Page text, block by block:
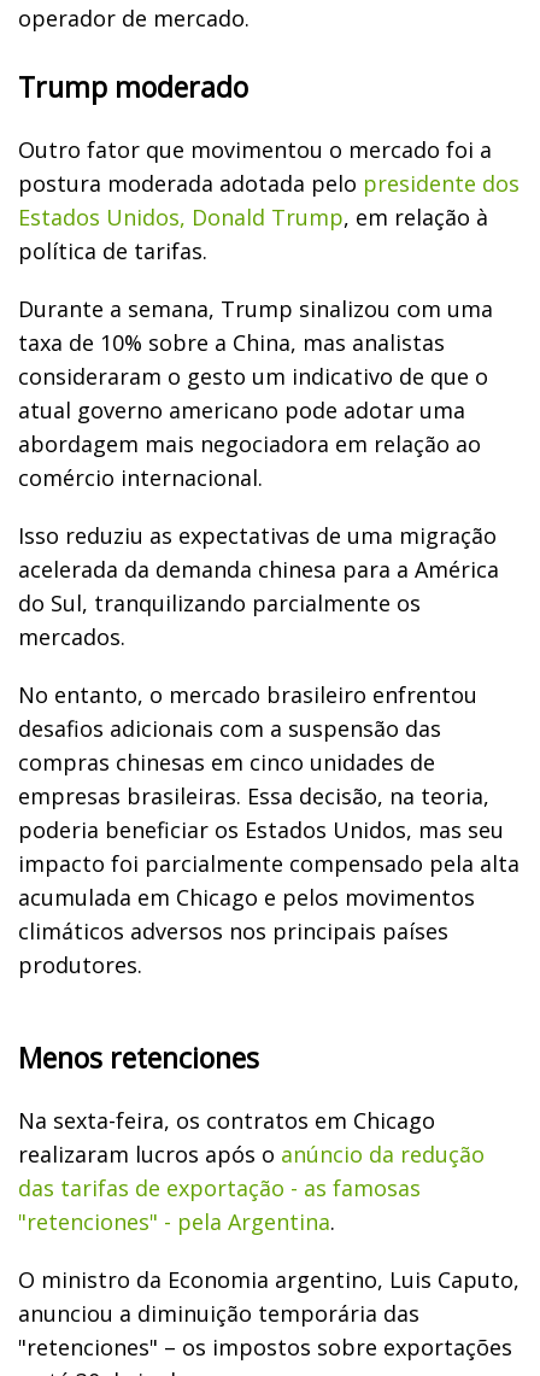
operador de mercado.
Trump moderado
Outro fator que movimentou o mercado foi a
postura moderada adotada pelo presidente dos
Estados Unidos, Donald Trump, em relação à
política de tarifas.
Durante a semana, Trump sinalizou com uma
taxa de 10% sobre a China, mas analistas
consideraram o gesto um indicativo de que o
atual governo americano pode adotar uma
abordagem mais negociadora em relação ao
comércio internacional.
Isso reduziu as expectativas de uma migração
acelerada da demanda chinesa para a América
do Sul, tranquilizando parcialmente os
mercados.
No entanto, o mercado brasileiro enfrentou
desafios adicionais com a suspensão das
compras chinesas em cinco unidades de
empresas brasileiras. Essa decisão, na teoria,
poderia beneficiar os Estados Unidos, mas seu
impacto foi parcialmente compensado pela alta
acumulada em Chicago e pelos movimentos
climáticos adversos nos principais países
produtores.
Menos retenciones
Na sexta-feira, os contratos em Chicago
realizaram lucros após o anúncio da redução
das tarifas de exportação - as famosas
"retenciones" - pela Argentina.
O ministro da Economia argentino, Luis Caputo,
anunciou a diminuição temporária das
"retenciones" – os impostos sobre exportações